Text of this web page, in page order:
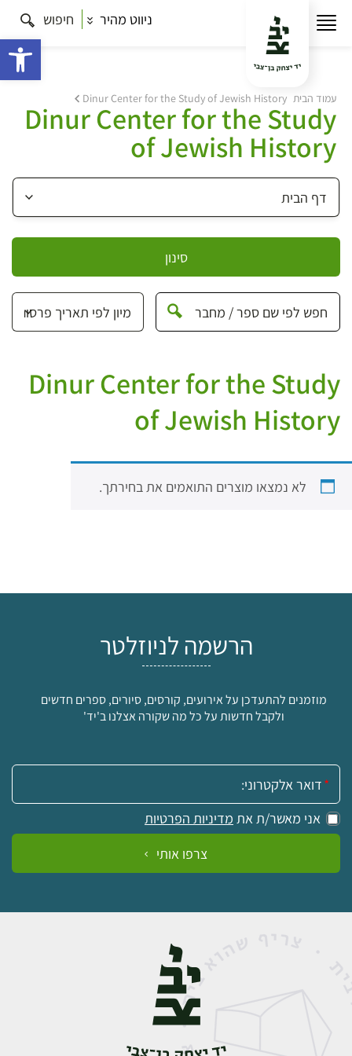
ניווט מהיר חיפוש
עמוד הבית Dinur Center for the Study of Jewish History
Dinur Center for the Study
of Jewish History
סינון
Dinur Center for the Study
of Jewish History
לא נמצאו מוצרים התואמים את בחירתך.
הרשמה לניוזלטר
מוזמנים להתעדכן על אירועים, קורסים, סיורים, ספרים חדשים
ולקבל חדשות על כל מה שקורה אצלנו ב'יד'
אימייל:
אני מאשר/ת את מדיניות הפרטיות
צרפו אותי